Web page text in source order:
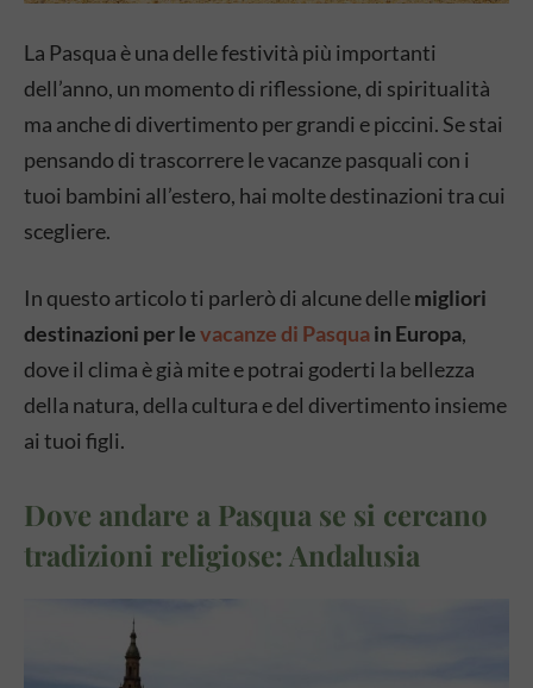
La Pasqua è una delle festività più importanti
dell’anno, un momento di riflessione, di spiritualità
ma anche di divertimento per grandi e piccini. Se stai
pensando di trascorrere le vacanze pasquali con i
tuoi bambini all’estero, hai molte destinazioni tra cui
scegliere.
In questo articolo ti parlerò di alcune dellemigliori
destinazioni per levacanze di Pasquain Europa,
dove il clima è già mite e potrai goderti la bellezza
della natura, della cultura e del divertimento insieme
ai tuoi figli.
Dove andare a Pasqua se si cercano
tradizioni religiose: Andalusia